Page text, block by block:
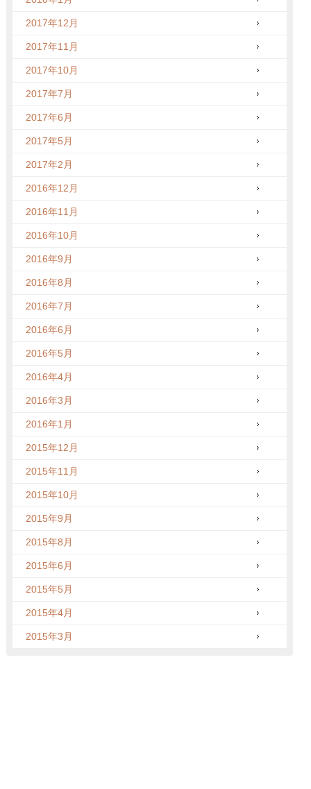
2017年12月
2017年11月
2017年10月
2017年7月
2017年6月
2017年5月
2017年2月
2016年12月
2016年11月
2016年10月
2016年9月
2016年8月
2016年7月
2016年6月
2016年5月
2016年4月
2016年3月
2016年1月
2015年12月
2015年11月
2015年10月
2015年9月
2015年8月
2015年6月
2015年5月
2015年4月
2015年3月